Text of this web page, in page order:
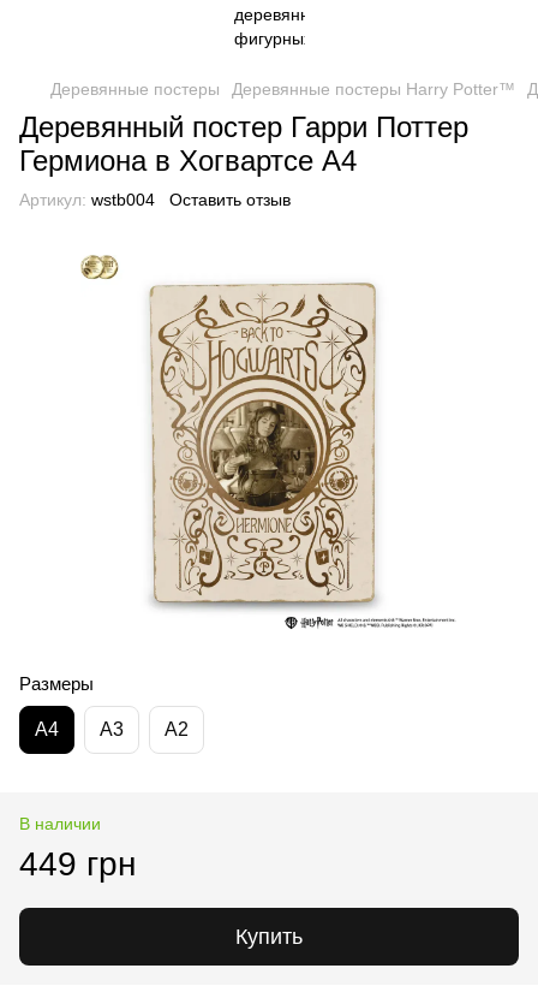
Деревянные постеры Деревянные постеры Harry Potter™
Деревянный постер Гарри Поттер
Гермиона в Хогвартсе А4
Артикул: wstb004 Оставить отзыв
Размеры
А4 А3 А2
В наличии
449 грн
Купить